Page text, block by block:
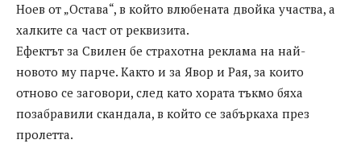
Ноев от „Остава“, в който влюбената двойка участва, а
халките са част от реквизита.
Ефектът за Свилен бе страхотна реклама на най-
новото му парче. Както и за Явор и Рая, за които
отново се заговори, след като хората тъкмо бяха
позабравили скандала, в който се забъркаха през
пролетта.